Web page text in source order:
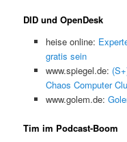
DID und OpenDesk
heise online:
gratis sein
www.spiegel.de:
Chaos Computer
www.golem.de:
Tim im Podcast-Boom